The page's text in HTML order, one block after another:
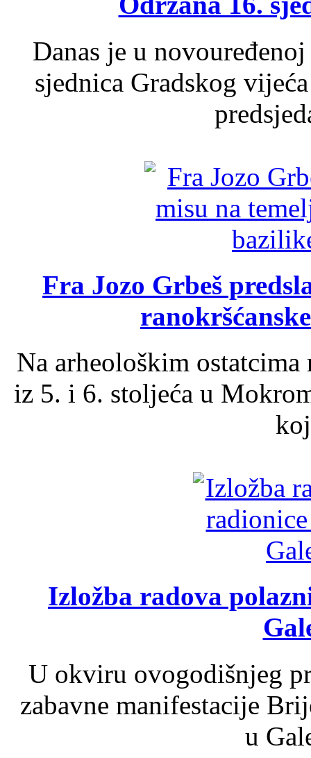
Danas je u
sjednica Gradskog
Fra Jozo Grbeš
Na arheološkim
iz 5. i 6. stoljeća u
Izložba radova
U okviru ovogodišnjeg
zabavne manifestacije
u